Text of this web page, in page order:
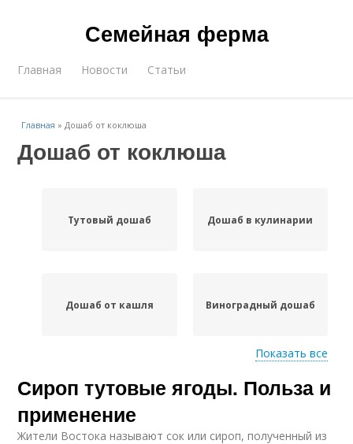
Семейная ферма
Главная Новости Статьи
Главная »Дошаб от коклюша
Дошаб от коклюша
Тутовый дошаб Дошаб в кулинарии
Дошаб от кашля Виноградный дошаб
Финиковый дошаб
Показать все
Сироп тутовые ягоды. Польза и
применение
Жители Востока называют сок или сироп, полученный из